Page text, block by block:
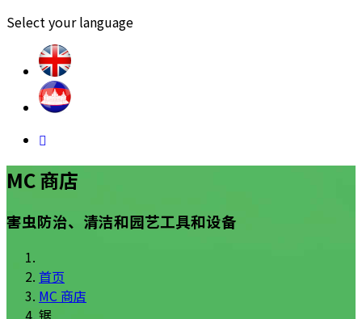
Select your language
MC 商店
害虫防治、清洁和园艺工具和设备
首页
MC 商店
锯